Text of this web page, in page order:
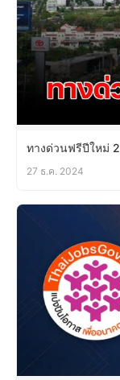
ทางด่วนฟรีปีใหม่
27 ธ.ค. 2024